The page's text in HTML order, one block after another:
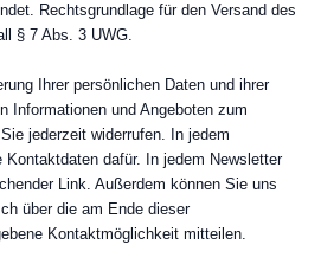
Rechtsgrundlage für den Versand des
§ 7 Abs. 3 UWG.
Ihrer persönlichen Daten und ihrer
Informationen und Angeboten zum
jederzeit widerrufen. In jedem
dafür. In jedem Newsletter
Link. Außerdem können Sie uns
über die am Ende dieser
Kontaktmöglichkeit mitteilen.